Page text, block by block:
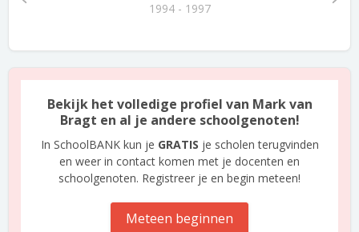
1994 - 1997
Bekijk het volledige profiel van Mark van
Bragt en al je andere schoolgenoten!
In SchoolBANK kun je GRATIS je scholen terugvinden
en weer in contact komen met je docenten en
schoolgenoten. Registreer je en begin meteen!
Meteen beginnen